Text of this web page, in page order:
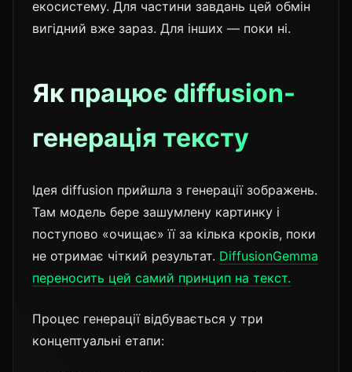
екосистему. Для частини завдань цей обмін
вигідний вже зараз. Для інших — поки ні.
Як працює diffusion-
генерація тексту
Ідея diffusion прийшла з генерації зображень.
Там модель бере зашумлену картинку і
поступово «очищає» її за кілька кроків, поки
не отримає чіткий результат. DiffusionGemma
переносить цей самий принцип на текст.
Процес генерації відбувається у три
концептуальні етапи: